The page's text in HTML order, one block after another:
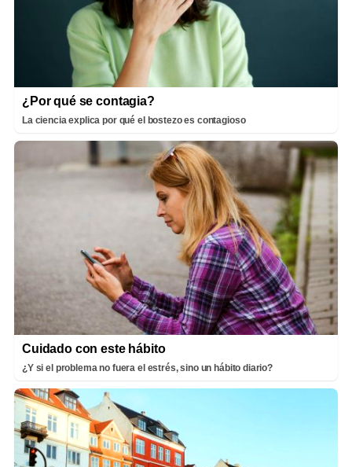
¿Por qué se contagia?
La ciencia explica por qué el bostezo es contagioso
Cuidado con este hábito
¿Y si el problema no fuera el estrés, sino un hábito diario?